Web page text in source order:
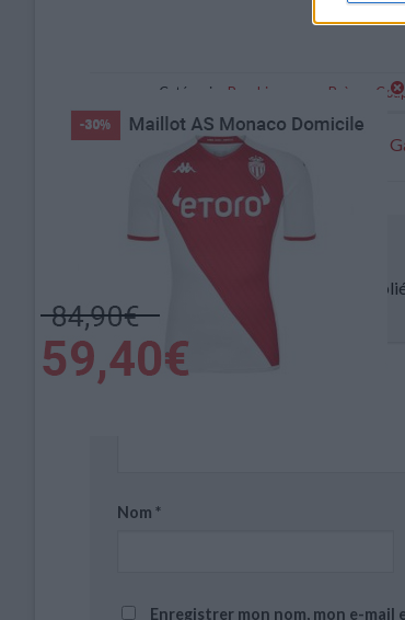
Catégorie : Breakings news Brèves
Monaco opposé à Saint-Étienne en
Laisser un commentaire
Votre adresse e-mail ne sera pas
Commentaire
Nom *
Enregistrer mon nom, mon e-